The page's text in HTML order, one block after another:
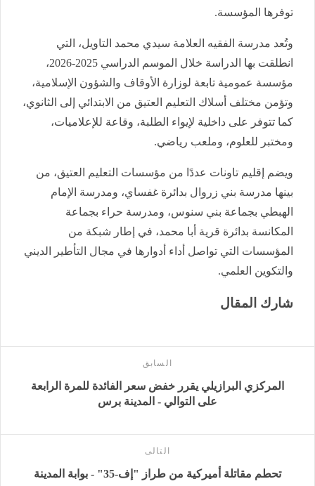
توفرها المؤسسة.
وتُعد مدرسة الفقيه العلامة سيدي محمد التاويل، التي
انطلقت بها الدراسة خلال الموسم الدراسي 2025-2026،
مؤسسة عمومية تابعة لوزارة الأوقاف والشؤون الإسلامية،
وتؤمن مختلف أسلاك التعليم العتيق من الابتدائي إلى الثانوي،
كما تتوفر على داخلية لإيواء الطلبة، وقاعة للإعلاميات،
ومختبر للعلوم، وملعب رياضي.
ويضم إقليم تاونات عددًا من مؤسسات التعليم العتيق، من
بينها مدرسة بني زروال بدائرة غفساي، ومدرسة الإمام
الهبطي بجماعة بني سنوس، ومدرسة حراء بجماعة
المكانسة بدائرة قرية أبا محمد، في إطار شبكة من
المؤسسات التي تواصل أداء أدوارها في مجال التأطير الديني
والتكوين العلمي.
شارك المقال
السابق
المركزي البرازيلي يقرر خفض سعر الفائدة للمرة الرابعة
على التوالي - المدينة برس
التالى
تحطم مقاتلة أميركية من طراز "إف-35" - بوابة المدينة